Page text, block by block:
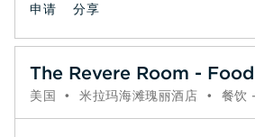
申请 分享
The Revere Room -
美国 • 米拉玛海滩瑰丽酒店 • 餐饮